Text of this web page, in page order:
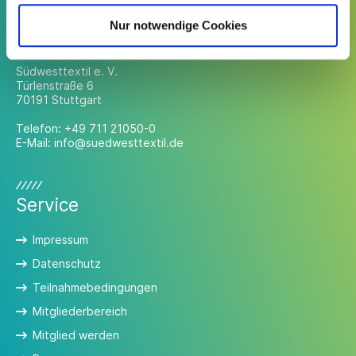
Nur notwendige Cookies
Südwesttextil e. V.
Türlenstraße 6
70191 Stuttgart
Telefon: +49 711 21050-0
E-Mail: info@suedwesttextil.de
Service
Impressum
Datenschutz
Teilnahmebedingungen
Mitgliederbereich
Mitglied werden